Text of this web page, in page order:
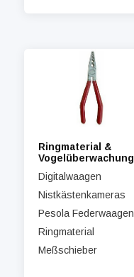
Ringmaterial &
Vogelüberwachung
Digitalwaagen
Nistkästenkameras
Pesola Federwaagen
Ringmaterial
Meßschieber